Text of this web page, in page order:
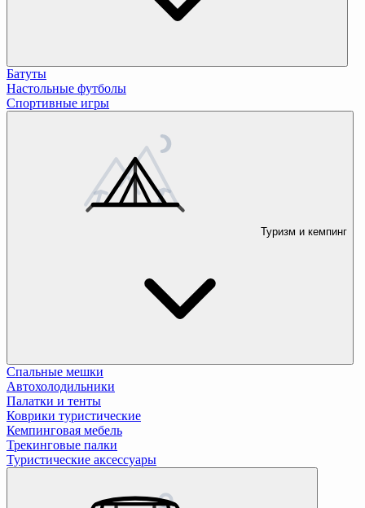
Батуты
Настольные футболы
Спортивные игры
Туризм и кемпинг
Спальные мешки
Автохолодильники
Палатки и тенты
Коврики туристические
Кемпинговая мебель
Трекинговые палки
Туристические аксессуары